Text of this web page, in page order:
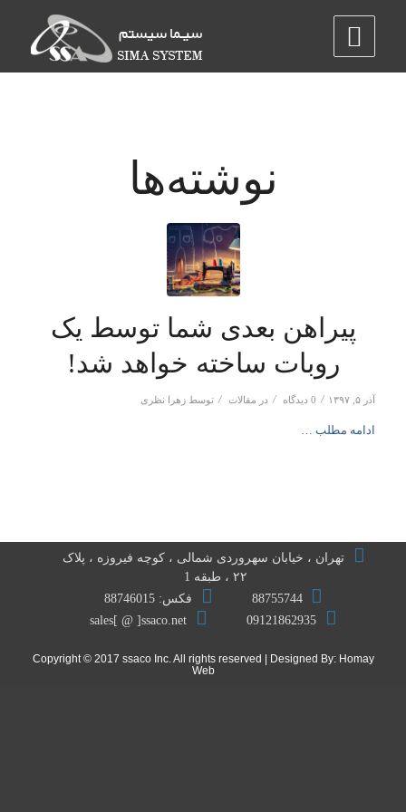
نوشته‌ها
پیراهن بعدی شما توسط یک
روبات ساخته خواهد شد!
آذر ۵, ۱۳۹۷ / 0 دیدگاه / در مقالات / توسط زهرا نظری
ادامه مطلب …
تهران ، خیابان سهروردی شمالی ، کوچه فیروزه ، پلاک
۲۲ ، طبقه 1
88755744
فکس: 88746015
09121862935
sales[ @ ]ssaco.net
Copyright © 2017 ssaco Inc. All rights reserved | Designed By: Homay
Web